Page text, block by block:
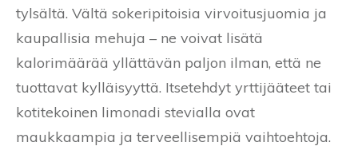
tylsältä. Vältä sokeripitoisia virvoitusjuomia ja
kaupallisia mehuja – ne voivat lisätä
kalorimäärää yllättävän paljon ilman, että ne
tuottavat kylläisyyttä. Itsetehdyt yrttijääteet tai
kotitekoinen limonadi stevialla ovat
maukkaampia ja terveellisempiä vaihtoehtoja.